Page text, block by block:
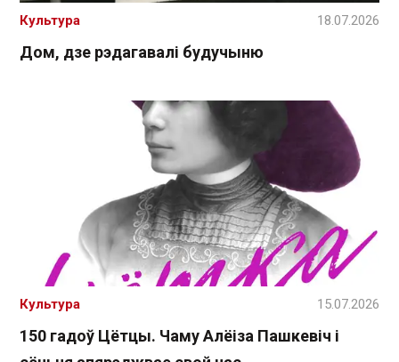
Дом, дзе рэдагавалі будучыню
Культура 18.07.2026
150 гадоў Цётцы. Чаму Алёіза Пашкевіч і
Культура 15.07.2026